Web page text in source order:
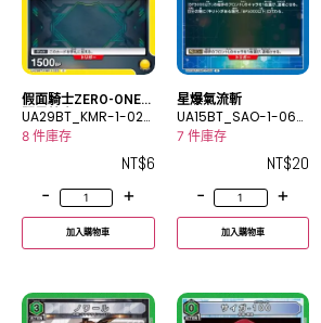
假面騎士ZERO-ONE
躍昇蝗蟲
UA29BT_KMR-1-023
C
8 件庫存
NT$6
-
+
加入購物車
星爆氣流斬
UA15BT_SAO-1-065
R
7 件庫存
NT$20
-
+
加入購物車